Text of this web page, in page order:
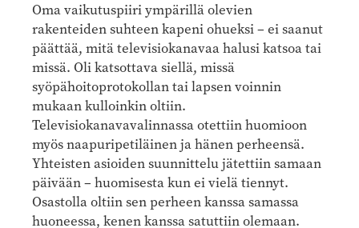
Oma vaikutuspiiri ympärillä olevien
rakenteiden suhteen kapeni ohueksi – ei saanut
päättää, mitä televisiokanavaa halusi katsoa tai
missä. Oli katsottava siellä, missä
syöpähoitoprotokollan tai lapsen voinnin
mukaan kulloinkin oltiin.
Televisiokanavavalinnassa otettiin huomioon
myös naapuripetiläinen ja hänen perheensä.
Yhteisten asioiden suunnittelu jätettiin samaan
päivään – huomisesta kun ei vielä tiennyt.
Osastolla oltiin sen perheen kanssa samassa
huoneessa, kenen kanssa satuttiin olemaan.